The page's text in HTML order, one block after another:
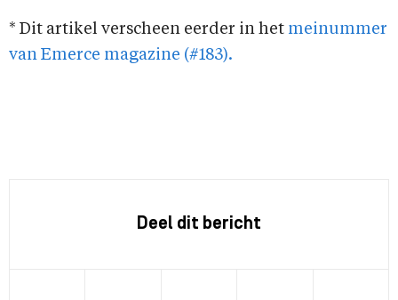
* Dit artikel verscheen eerder in het meinummer
van Emerce magazine (#183).
Deel dit bericht